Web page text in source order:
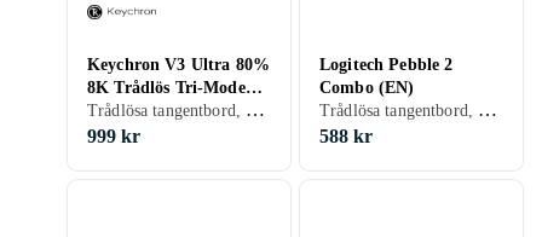
Keychron V3 Ultra 80%
8K Trådlös Tri-Mode
(EN)
Trådlösa tangentbord, Gamingtangentbord, Mekaniskt, Engelsk, TKL (tenkeyless/kompakt)
999 kr
Logitech Pebble 2
Combo (EN)
Trådlösa tangentbord, Tangentbord- och muspaket, Scissor switch , Engelsk, PC, Mac, Ergonomiskt
588 kr